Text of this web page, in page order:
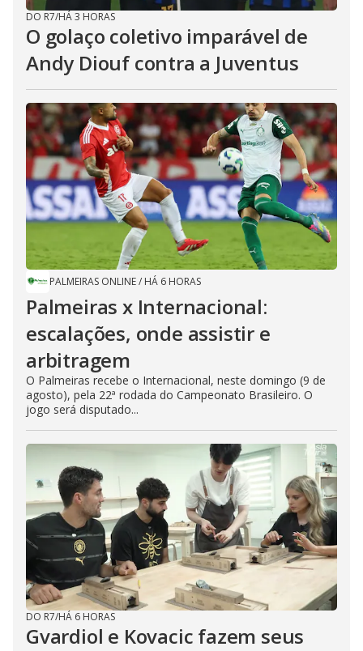
DO R7/HÁ 3 HORAS
O golaço coletivo imparável de
Andy Diouf contra a Juventus
PALMEIRAS ONLINE/ HÁ 6 HORAS
Palmeiras x Internacional:
escalações, onde assistir e
arbitragem
O Palmeiras recebe o Internacional, neste domingo (9 de
agosto), pela 22ª rodada do Campeonato Brasileiro. O
jogo será disputado...
DO R7/HÁ 6 HORAS
Gvardiol e Kovacic fazem seus